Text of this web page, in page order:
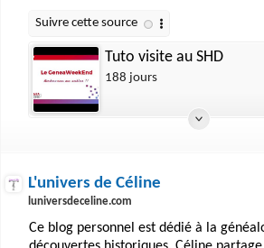
Tuto visite au SHD
188 jours
L'univers de Céline
luniversdeceline.com
Ce blog personnel est dédié à la